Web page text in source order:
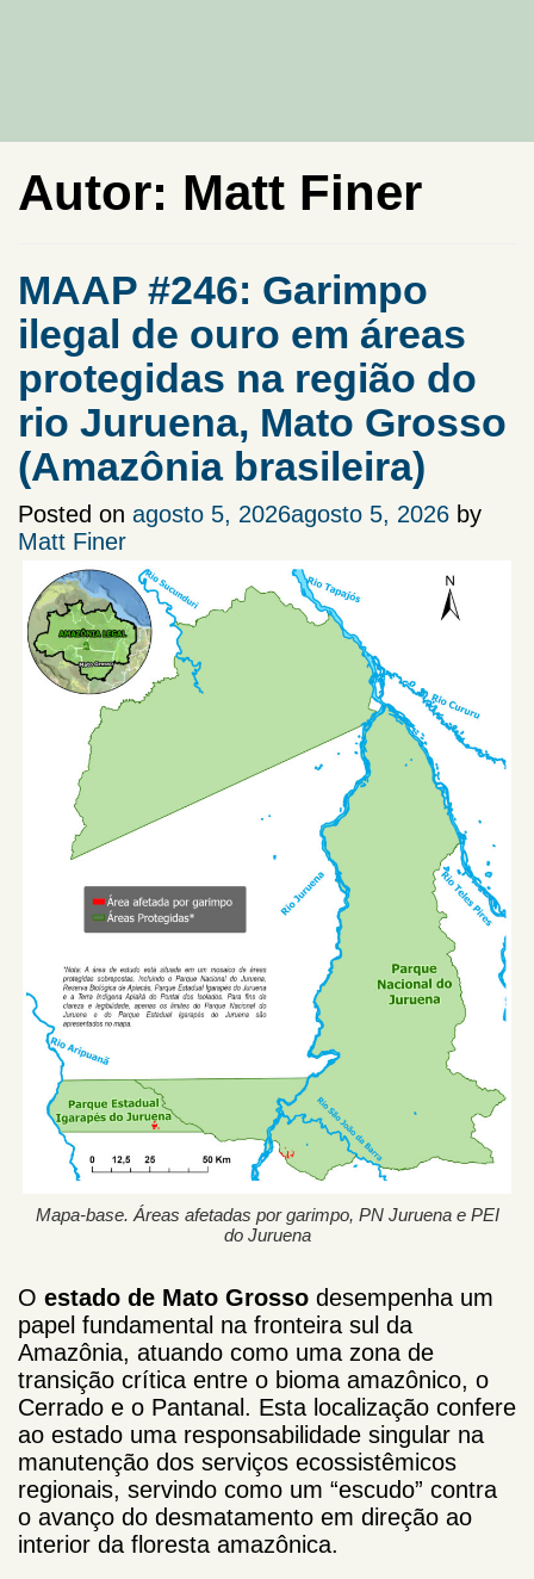
Autor: Matt Finer
MAAP #246: Garimpo
ilegal de ouro em áreas
protegidas na região do
rio Juruena, Mato Grosso
(Amazônia brasileira)
Posted on agosto 5, 2026agosto 5, 2026 by
Matt Finer
Mapa-base. Áreas afetadas por garimpo, PN Juruena e PEI
do Juruena
O estado de Mato Grosso desempenha um
papel fundamental na fronteira sul da
Amazônia, atuando como uma zona de
transição crítica entre o bioma amazônico, o
Cerrado e o Pantanal. Esta localização confere
ao estado uma responsabilidade singular na
manutenção dos serviços ecossistêmicos
regionais, servindo como um “escudo” contra
o avanço do desmatamento em direção ao
interior da floresta amazônica.